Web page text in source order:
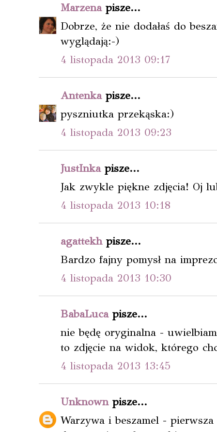
Marzenapisze...
Dobrze, że nie dodałaś do
wyglądają:-)
4 listopada 2013 09:17
Antenkapisze...
pyszniutka przekąska:)
4 listopada 2013 09:23
JustInkapisze...
Jak zwykle piękne zdjęcia! Oj
4 listopada 2013 10:18
agattekhpisze...
Bardzo fajny pomysł na
4 listopada 2013 10:30
BabaLucapisze...
nie będę oryginalna -
to zdjęcie na widok, którego
4 listopada 2013 13:45
Unknownpisze...
Warzywa i beszamel -